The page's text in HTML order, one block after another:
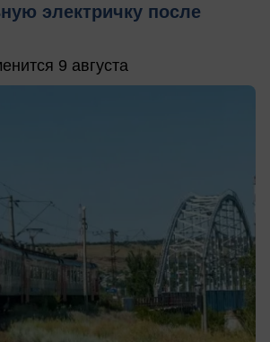
электричку после
9 августа